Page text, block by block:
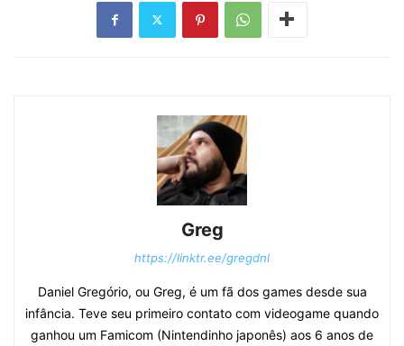
Greg
https://linktr.ee/gregdnl
Daniel Gregório, ou Greg, é um fã dos games desde sua
infância. Teve seu primeiro contato com videogame quando
ganhou um Famicom (Nintendinho japonês) aos 6 anos de